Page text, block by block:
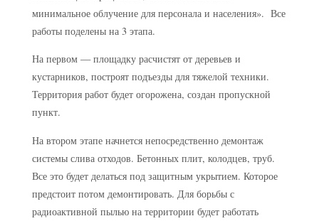
минимальное облучение для персонала и населения». Все
работы поделены на 3 этапа.
На первом — площадку расчистят от деревьев и
кустарников, построят подъезды для тяжелой техники.
Территория работ будет огорожена, создан пропускной
пункт.
На втором этапе начнется непосредственно демонтаж
системы слива отходов. Бетонных плит, колодцев, труб.
Все это будет делаться под защитным укрытием. Которое
предстоит потом демонтировать. Для борьбы с
радиоактивной пылью на территории будет работать